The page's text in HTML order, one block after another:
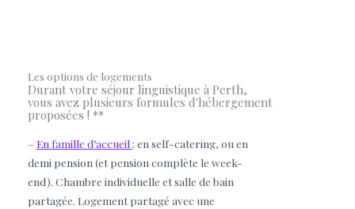
Les options de logements
Durant votre séjour linguistique à Perth,
vous avez plusieurs formules d'hébergement
proposées ! **
– En famille d’accueil : en self-catering, ou en
demi pension (et pension complète le week-
end). Chambre individuelle et salle de bain
partagée. Logement partagé avec une